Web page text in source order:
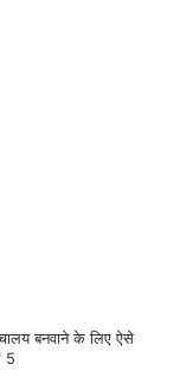
बनवाने के लिए ऐसे
5